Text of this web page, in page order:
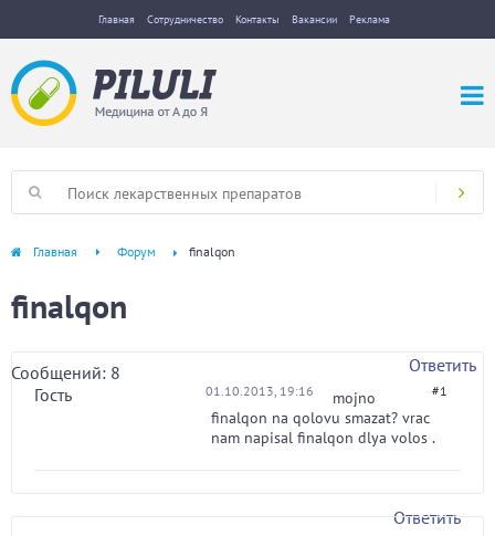
Главная Сотрудничество Контакты Вакансии Реклама
Главная Форум finalqon
finalqon
Сообщений: 8
Ответить
Гость
01.10.2013, 19:16 #1
mojno
finalqon na qolovu smazat? vrac
nam napisal finalqon dlya volos .
Ответить